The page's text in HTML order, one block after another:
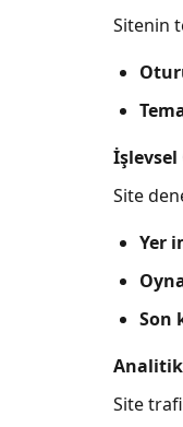
Sitenin
İşlevsel
Site
Yer
Son
Analitik
Site